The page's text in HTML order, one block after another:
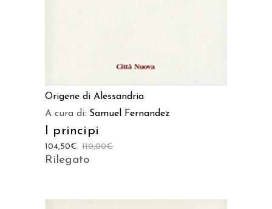
Origene di Alessandria
A cura di: Samuel Fernandez
I principi
110,00€
104,50€
Rilegato